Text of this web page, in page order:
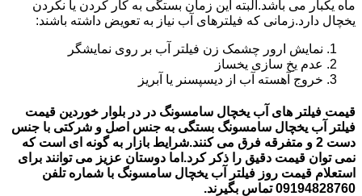
ماه یکبار می باشد.البته این زمان بستگی به کار کردن یا نکردن
یخچال دارد.زمانی که فیلترهای آب نیاز به تعویض داشته باشند:
نمایش ارور چشمک زن فیلتر آب بر روی نمایشگر
عدم یخ سازی یخساز
خروج آهسته آب از دیسپسنر یا آبریز
قیمت فیلتر های آب یخچال سامسونگ در در بلوار خوردین قیمت
فیلتر آب یخچال سامسونگ بستگی به جنس اصل و شرکتی با جنس
دست 2 و متفرقه فرق می کنند.شرایط بازار به گونه ای است که
نمی توان قیمت دقیق را ذکر کرد.اما دوستان عزیز می توانند برای
استعلام قیمت روز فیلتر آب یخچال سامسونگ با شماره تلفن
09194828760 تماس بگیرند.